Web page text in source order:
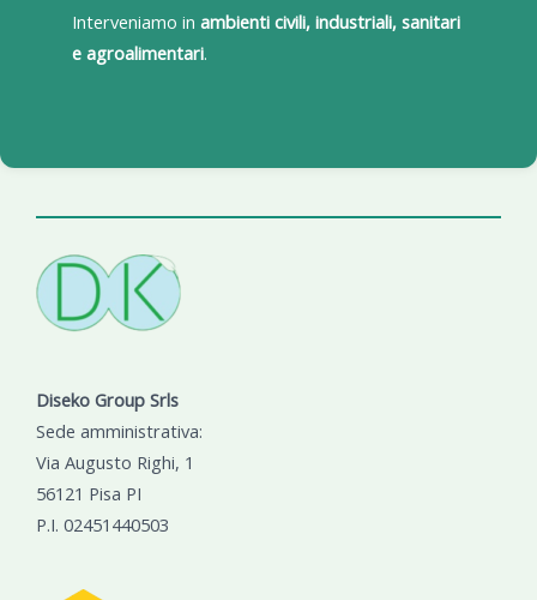
Interveniamo in ambienti civili, industriali, sanitari
e agroalimentari.
Diseko Group Srls
Sede amministrativa:
Via Augusto Righi, 1
56121 Pisa PI
P.I. 02451440503